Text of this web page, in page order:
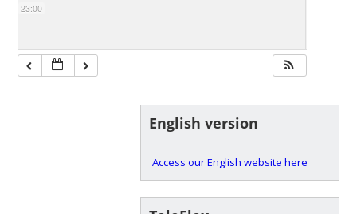
23:00
English version
Access our English website here